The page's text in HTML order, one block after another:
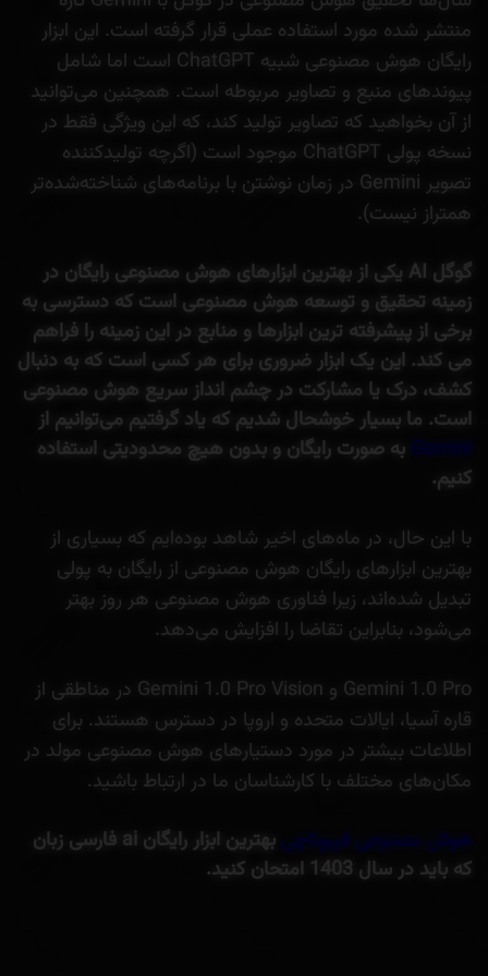
منتشر شده مورد استفاده عملی قرار گرفته است. این ابزار
رایگان هوش مصنوعی شبیه ChatGPT است اما شامل
پیوندهای منبع و تصاویر مربوطه است. همچنین می‌توانید
از آن بخواهید که تصاویر تولید کند، که این ویژگی فقط در
نسخه پولی ChatGPT موجود است (اگرچه تولیدکننده
تصویر Gemini در زمان نوشتن با برنامه‌های شناخته‌شده‌تر
همتراز نیست).
گوگل AI یکی از بهترین ابزارهای هوش مصنوعی رایگان در
زمینه تحقیق و توسعه هوش مصنوعی است که دسترسی به
برخی از پیشرفته ترین ابزارها و منابع در این زمینه را فراهم
می کند. این یک ابزار ضروری برای هر کسی است که به دنبال
کشف، درک یا مشارکت در چشم انداز سریع هوش مصنوعی
است. ما بسیار خوشحال شدیم که یاد گرفتیم می‌توانیم از
Gemini به صورت رایگان و بدون هیچ محدودیتی استفاده
کنیم.
با این حال، در ماه‌های اخیر شاهد بوده‌ایم که بسیاری از
بهترین ابزارهای رایگان هوش مصنوعی از رایگان به پولی
تبدیل شده‌اند، زیرا فناوری هوش مصنوعی هر روز بهتر
می‌شود، بنابراین تقاضا را افزایش می‌دهد.
Gemini 1.0 Pro و Gemini 1.0 Pro Vision در مناطقی از
قاره آسیا، ایالات متحده و اروپا در دسترس هستند. برای
اطلاعات بیشتر در مورد دستیارهای هوش مصنوعی مولد در
مکان‌های مختلف با کارشناسان ما در ارتباط باشید.
هوش مصنوعی فیبوناچی بهترین ابزار رایگان ai فارسی زبان
که باید در سال 1403 امتحان کنید.